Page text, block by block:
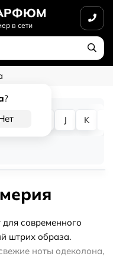
в сети
?
J K
современного
штрих образа.
ноты одеколона,